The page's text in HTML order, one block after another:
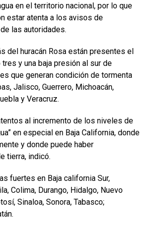
en el territorio nacional, por lo que
estar atenta a los avisos de
las autoridades.
del huracán Rosa están presentes el
y una baja presión al sur de
que generan condición de tormenta
Jalisco, Guerrero, Michoacán,
y Veracruz.
al incremento de los niveles de
en especial en Baja California, donde
y donde puede haber
tierra, indicó.
fuertes en Baja california Sur,
Colima, Durango, Hidalgo, Nuevo
Sinaloa, Sonora, Tabasco;